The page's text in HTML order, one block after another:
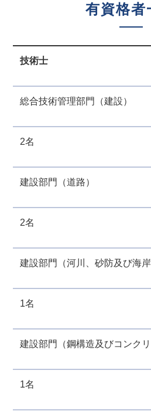
有資格者
技術士
総合技術管理部門（建設）
2名
建設部門（道路）
2名
建設部門（河川、砂防及び海岸
1名
建設部門（鋼構造及びコンクリ
1名